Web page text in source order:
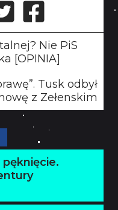
Nie PiS
[OPINIA]
Tusk odbył
z Zełenskim